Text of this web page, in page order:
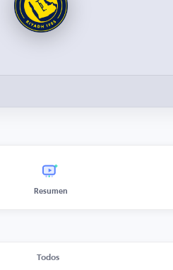
Resumen
Todos